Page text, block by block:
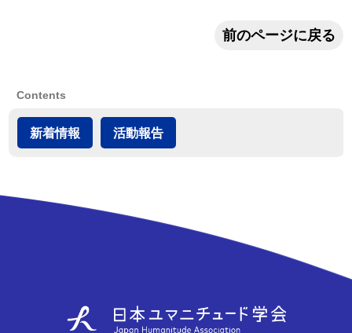
前のページに戻る
Contents
新着情報 活動報告